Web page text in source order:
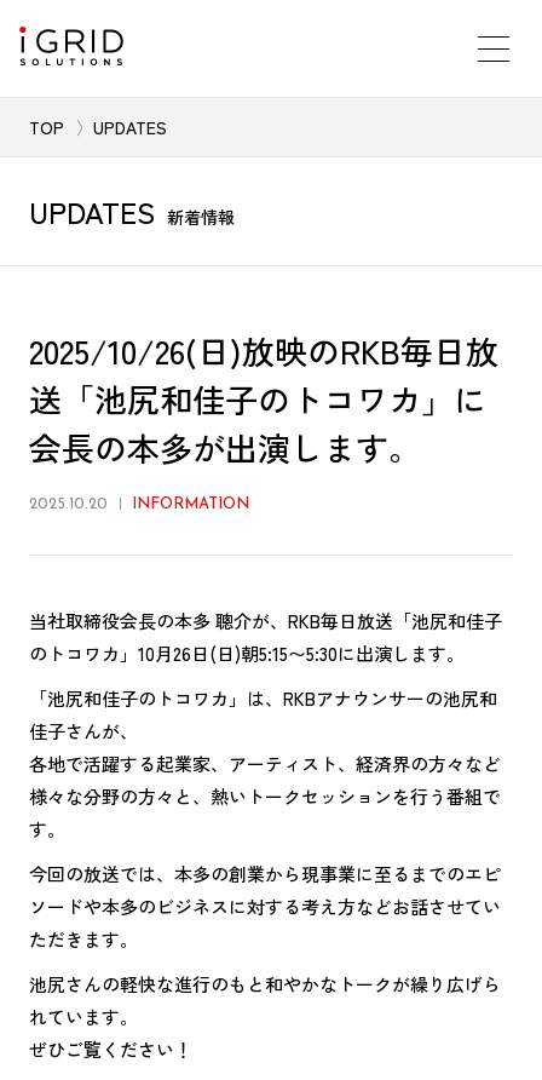
TOP UPDATES
UPDATES 新着情報
2025/10/26(日)放映のRKB毎日放
送「池尻和佳子のトコワカ」に
会長の本多が出演します。
2025.10.20 INFORMATION
当社取締役会長の本多 聰介が、RKB毎日放送「池尻和佳子
のトコワカ」10月26日(日)朝5:15〜5:30に出演します。
「池尻和佳子のトコワカ」は、RKBアナウンサーの池尻和
佳子さんが、
各地で活躍する起業家、アーティスト、経済界の方々など
様々な分野の方々と、熱いトークセッションを行う番組で
す。
今回の放送では、本多の創業から現事業に至るまでのエピ
ソードや本多のビジネスに対する考え方などお話させてい
ただきます。
池尻さんの軽快な進行のもと和やかなトークが繰り広げら
れています。
ぜひご覧ください！